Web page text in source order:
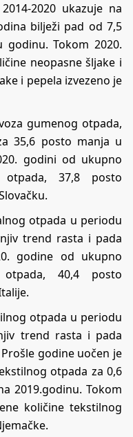
2020 ukazuje na
bilježi pad od 7,5
Tokom 2020.
neopasne šljake i
i pepela izvezeno je
gumenog otpada,
35,6 posto manja u
godini od ukupno
otpada, 37,8 posto
otpada u periodu
trend rasta i pada
godine od ukupno
40,4 posto
otpada u periodu
trend rasta i pada
godine uočen je
otpada za 0,6
2019.godinu. Tokom
količine tekstilnog